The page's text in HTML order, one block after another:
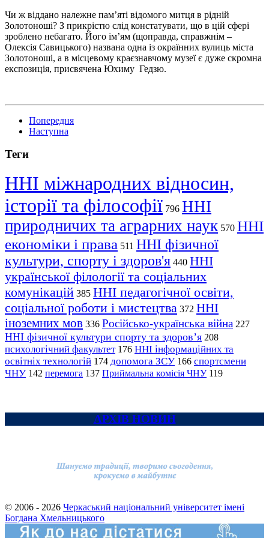
Чи ж віддано належне пам’яті відомого митця в рідній
Золотоноші? З прикрістю слід констатувати, що в цій сфері
зроблено небагато. Його ім’ям (щоправда, справжнім –
Олексія Савицького) названа одна із окраїнних вулиць міста
Золотоноші, а в місцевому краєзнавчому музеї є дуже скромна
експозиція, присвячена Юхиму Гедзю.
Попередня
Наступна
Теги
ННІ міжнародних відносин,
історії та філософії 796 ННІ
природничих та аграрних наук 570 ННІ
економіки і права 511 ННІ фізичної
культури, спорту і здоров'я 440 ННІ
української філології та соціальних
комунікацій 385 ННІ педагогічної освіти,
соціальної роботи і мистецтва 372 ННІ
іноземних мов 336 Російсько-українська війна 227
ННІ фізичної культури спорту та здоров’я 208
психологічний факультет 176 ННІ інформаційних та
освітніх технологій 174 допомога ЗСУ 166 спортсмени
ЧНУ 142 перемога 137 Приймальна комісія ЧНУ 119
АРХІВ НОВИН
© 2006 - 2026 Черкаський національний університет імені
Богдана Хмельницького